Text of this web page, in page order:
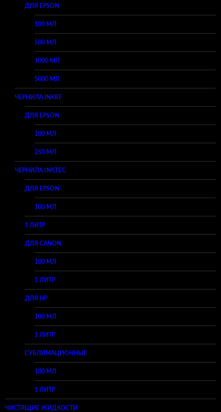
ДЛЯ EPSON
100 МЛ
500 МЛ
1000 МЛ
5000 МЛ
ЧЕРНИЛА INKRF
ДЛЯ EPSON
100 МЛ
250 МЛ
ЧЕРНИЛА INKTEC
ДЛЯ EPSON
100 МЛ
1 ЛИТР
ДЛЯ CANON
100 МЛ
1 ЛИТР
ДЛЯ HP
100 МЛ
1 ЛИТР
СУБЛИМАЦИОННЫЕ
100 МЛ
1 ЛИТР
ЧИСТЯЩИЕ ЖИДКОСТИ